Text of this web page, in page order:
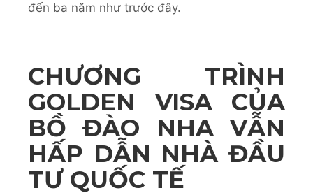
đến ba năm như trước đây.
CHƯƠNG TRÌNH
GOLDEN VISA CỦA
BỒ ĐÀO NHA VẪN
HẤP DẪN NHÀ ĐẦU
TƯ QUỐC TẾ